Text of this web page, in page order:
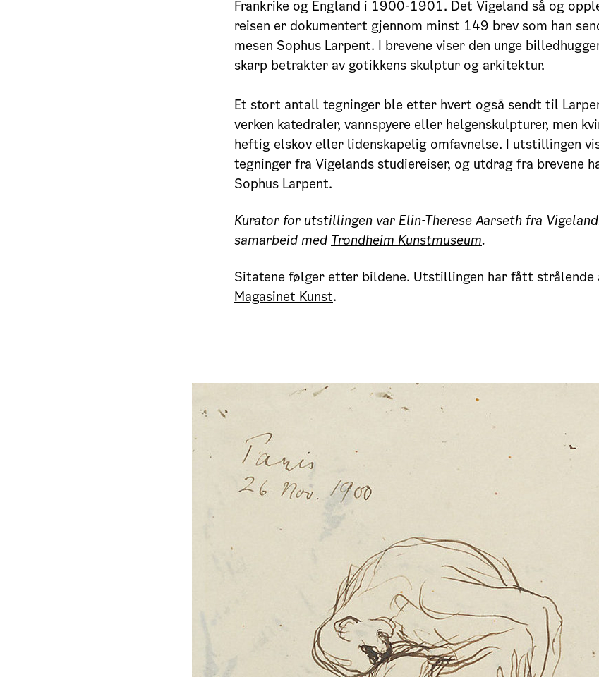
Frankrike og England i 1900-1901. Det Vigeland så og
reisen er dokumentert gjennom minst 149 brev som han
mesen Sophus Larpent. I brevene viser den unge
skarp betrakter av gotikkens skulptur og arkitektur.
Et stort antall tegninger ble etter hvert også sendt til
verken katedraler, vannspyere eller helgenskulpturer, men
heftig elskov eller lidenskapelig omfavnelse. I utstillingen
tegninger fra Vigelands studiereiser, og utdrag fra brevene
Sophus Larpent.
Kurator for utstillingen var Elin-Therese Aarseth fra
samarbeid med Trondheim Kunstmuseum.
Sitatene følger etter bildene. Utstillingen har fått strålende
Magasinet Kunst.